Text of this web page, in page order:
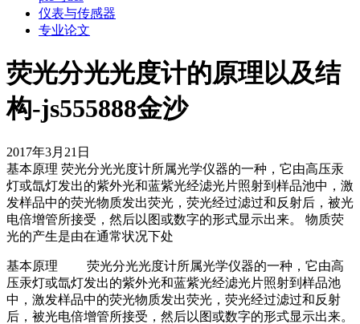
仪表与传感器
专业论文
荧光分光光度计的原理以及结
构-js555888金沙
2017年3月21日
基本原理 荧光分光光度计所属光学仪器的一种，它由高压汞
灯或氙灯发出的紫外光和蓝紫光经滤光片照射到样品池中，激
发样品中的荧光物质发出荧光，荧光经过滤过和反射后，被光
电倍增管所接受，然后以图或数字的形式显示出来。 物质荧
光的产生是由在通常状况下处
基本原理 荧光分光光度计所属光学仪器的一种，它由高
压汞灯或氙灯发出的紫外光和蓝紫光经滤光片照射到样品池
中，激发样品中的荧光物质发出荧光，荧光经过滤过和反射
后，被光电倍增管所接受，然后以图或数字的形式显示出来。